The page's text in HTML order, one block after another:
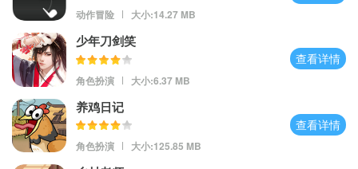
动作冒险 大小:14.27 MB
少年刀剑笑
角色扮演 大小:6.37 MB
查看详情
养鸡日记
角色扮演 大小:125.85 MB
查看详情